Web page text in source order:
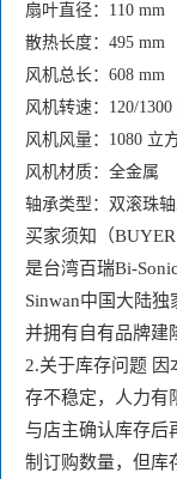
扇叶直径：110 mm
散热长度：495 mm
风机总长：608 mm
风机转速：120/1300
风机风量：1080 立
风机材质：全金属
轴承类型：双滚珠
买家须知（
是台湾百瑞Bi-
Sinwan中国大陆独
并拥有自有品牌建
2.关于库存问题 因
存不稳定，人力有
与店主确认库存后
制订购数量，但库